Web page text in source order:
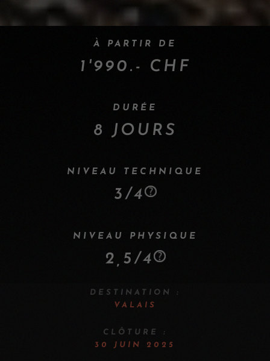
À PARTIR DE
1'990.- CHF
DURÉE
8 JOURS
NIVEAU TECHNIQUE
3/4
NIVEAU PHYSIQUE
2,5/4
DESTINATION :
VALAIS
CLÔTURE :
30 JUIN 2025